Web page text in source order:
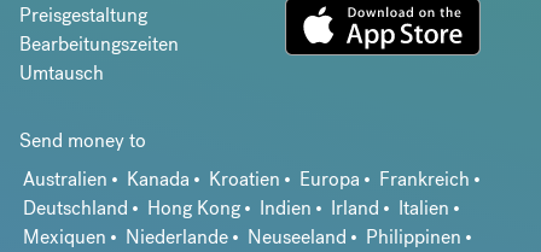
Preisgestaltung
Bearbeitungszeiten
Umtausch
Send money to
Australien
Kanada Kroatien Europa
Frankreich
Deutschland
Hong Kong Indien Irland
Italien
Mexiquen
Niederlande Neuseeland
Philippinen